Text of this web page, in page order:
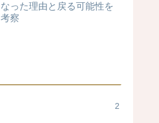
なった理由と戻る可能性を
考察
2